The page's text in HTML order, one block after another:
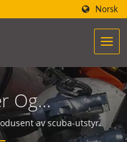
Norsk
Og
av scuba-utstyr.